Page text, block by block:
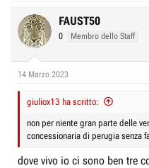
c
t
i
s
FAUST50
0 Membro dello Staff
14 Marzo 2023
giuliox13 ha scritto:
non per niente gran parte delle
concessionaria di perugia senza
dove vivo io ci sono ben tre